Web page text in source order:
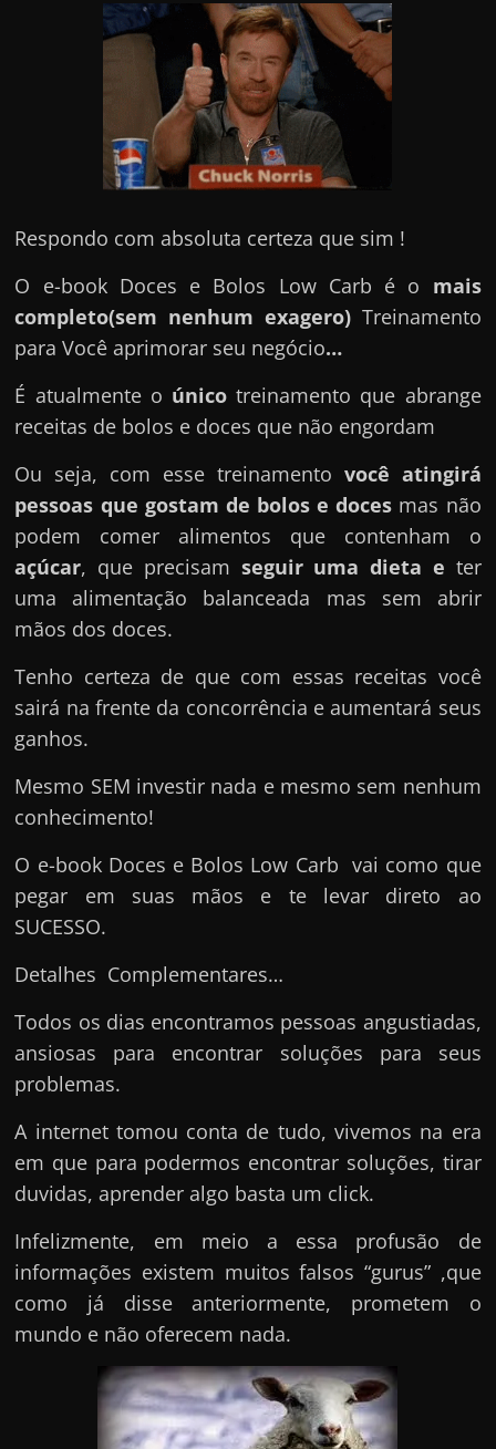
Respondo com absoluta certeza que sim !
O e-book Doces e Bolos Low Carb é o mais
completo(sem nenhum exagero)Treinamento
para Você aprimorar seu negócio…
É atualmente o único treinamento que abrange
receitas de bolos e doces que não engordam
Ou seja, com esse treinamento você atingirá
pessoas que gostam de bolos e doces mas não
podem comer alimentos que contenham o
açúcar, que precisam seguir uma dieta e ter
uma alimentação balanceada mas sem abrir
mãos dos doces.
Tenho certeza de que com essas receitas você
sairá na frente da concorrência e aumentará seus
ganhos.
Mesmo SEM investir nada e mesmo sem nenhum
conhecimento!
O e-book Doces e Bolos Low Carb vai como que
pegar em suas mãos e te levar direto ao
SUCESSO.
Detalhes Complementares…
Todos os dias encontramos pessoas angustiadas,
ansiosas para encontrar soluções para seus
problemas.
A internet tomou conta de tudo, vivemos na era
em que para podermos encontrar soluções, tirar
duvidas, aprender algo basta um click.
Infelizmente, em meio a essa profusão de
informações existem muitos falsos “gurus” ,que
como já disse anteriormente, prometem o
mundo e não oferecem nada.